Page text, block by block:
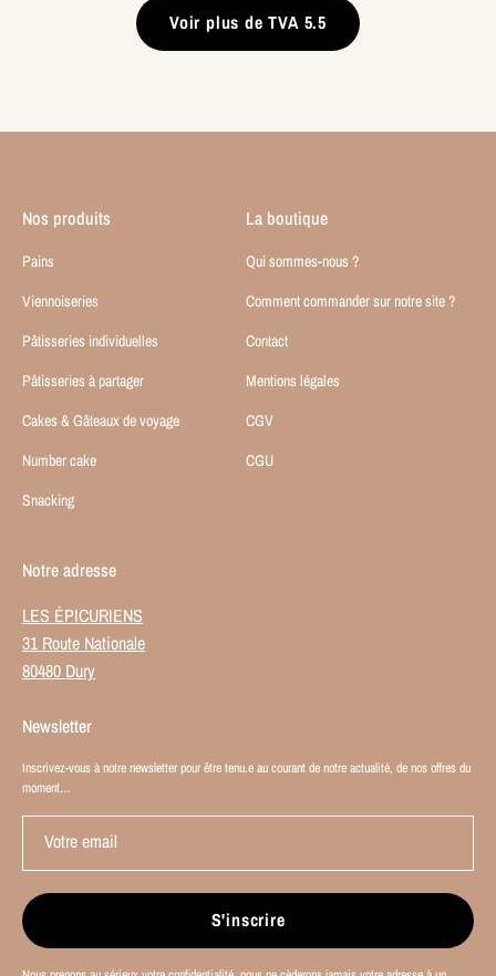
Voir plus de TVA 5.5
Nos produits
Pains
Viennoiseries
Pâtisseries individuelles
Pâtisseries à partager
Cakes & Gâteaux de voyage
Number cake
Snacking
La boutique
Qui sommes-nous ?
Comment commander sur notre site ?
Contact
Mentions légales
CGV
CGU
Notre adresse
LES ÉPICURIENS
31 Route Nationale
80480 Dury
Newsletter
Inscrivez-vous à notre newsletter pour être tenu.e au courant de notre actualité, de nos offres du
moment…
Votre email
S'inscrire